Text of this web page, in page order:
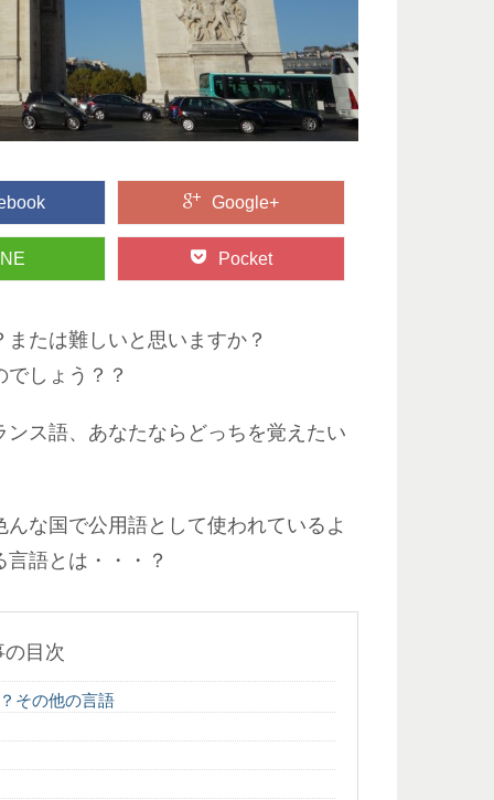
Google+
Pocket
たは難しいと思いますか？
しょう？？
ス語、あなたならどっちを覚えたい
な国で公用語として使われているよ
語とは・・・？
の目次
その他の言語